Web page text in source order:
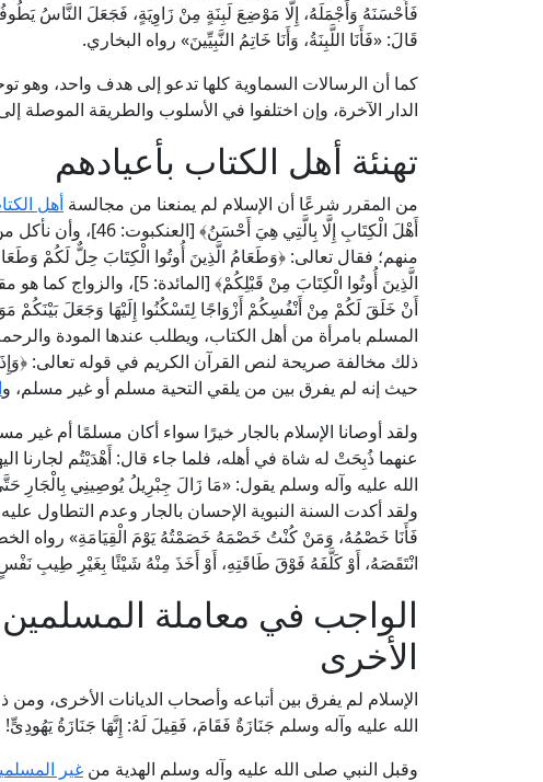
فَأَحْسَنَهُ وَأَجْمَلَهُ، إِلَّا مَوْضِعَ لَبِنَةٍ مِنْ زَاوِيَةٍ، فَجَعَلَ النَّاسُ
قَالَ: «فَأَنَا اللَّبِنَةُ، وَأَنَا خَاتِمُ النَّبِيِّينَ» رواه البخاري.
كما أن الرسالات السماوية كلها تدعو إلى هدف واحد، وهو
الدار الآخرة، وإن اختلفوا في الأسلوب والطريقة الموصلة
تهنئة أهل الكتاب بأعيادهم
من المقرر شرعًا أن الإسلام لم يمنعنا من مجالسة أهل
أَهْلَ الْكِتَابِ إِلَّا بِالَّتِي
منهم؛ فقال تعالى: ﴿وَطَعَامُ الَّذِينَ أُوتُوا الْكِتَابَ حِلٌّ لَكُمْ
الَّذِينَ أُوتُوا الْكِتَابَ مِنْ
المسلم بامرأة من أهل الكتاب، ويطلب عندها المودة
حيث إنه لم يفرق بين من يلقي التحية مسلم أو غير مسلم، و
ولقد أوصانا الإسلام بالجار خيرًا سواء أكان مسلمًا أم
عنهما ذُبِحَتْ له شاة في أهله، فلما جاء قال: أَهْدَيْتُم
الله عليه وآله وسلم يقول: «مَا زَالَ جِبْرِيلُ يُوصِينِي بِالْجَارِ
ولقد أكدت السنة النبوية الإحسان بالجار وعدم التطاول
فَأَنَا خَصْمُهُ، وَمَنْ كُنْتُ خَصْمَهُ خَصَمْتُهُ يَوْمَ الْقِيَامَةِ» رواه
انْتَقَصَهُ، أَوْ كَلَّفَهُ فَوْقَ طَاقَتِهِ، أَوْ أَخَذَ مِنْهُ شَيْئًا بِغَيْرِ طِيبِ
الواجب في معاملة المسلمين
الأخرى
الإسلام لم يفرق بين أتباعه وأصحاب الديانات الأخرى،
الله عليه وآله وسلم جَنَازَةٌ فَقَامَ، فَقِيلَ لَهُ: إِنَّهَا جَنَازَةُ
وقبل النبي صلى الله عليه وآله وسلم الهدية من غير